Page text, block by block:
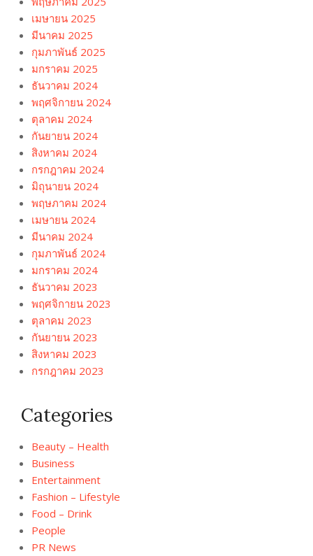
เมษายน 2025
มีนาคม 2025
กุมภาพันธ์ 2025
มกราคม 2025
ธันวาคม 2024
พฤศจิกายน 2024
ตุลาคม 2024
กันยายน 2024
สิงหาคม 2024
กรกฎาคม 2024
มิถุนายน 2024
พฤษภาคม 2024
เมษายน 2024
มีนาคม 2024
กุมภาพันธ์ 2024
มกราคม 2024
ธันวาคม 2023
พฤศจิกายน 2023
ตุลาคม 2023
กันยายน 2023
สิงหาคม 2023
กรกฎาคม 2023
Categories
Beauty – Health
Business
Entertainment
Fashion – Lifestyle
Food – Drink
People
PR News